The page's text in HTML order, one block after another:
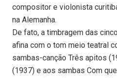
compositor e violonista
na Alemanha.
De fato, a timbragem das
afina com o tom meio teatral
sambas-canção Três apitos
(1937) e aos sambas Com